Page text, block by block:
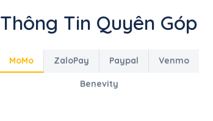
Thông Tin Quyên Góp
MoMo ZaloPay Paypal Venmo
Benevity